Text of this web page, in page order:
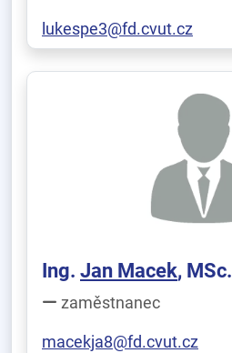
lukespe3@fd.cvut.cz
Ing. Jan Macek, MSc.
zaměstnanec
macekja8@fd.cvut.cz